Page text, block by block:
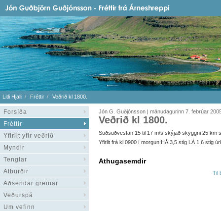
Litli Hjalli Fréttir Veðrið kl 1800.
Forsíða
Fréttir
Yfirlit yfir veðrið
Myndir
Tenglar
Atburðir
Aðsendar greinar
Veðurspá
Um vefinn
Jón G. Guðjónsson | mánudagurinn 7. febrúar
Veðrið kl 1800.
Suðsuðvestan 15 til 17 m/s skýjað skyggni 25 km
Yfirlit frá kl 0900 í morgun:HÁ 3,5 stig LÁ 1,6 stig
Athugasemdir
Til